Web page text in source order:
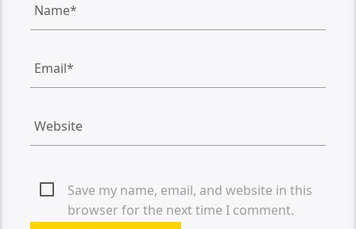
Save my name, email, and website in this
browser for the next time I comment.